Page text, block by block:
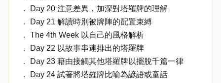
． Day 20 注意差異，加深對塔羅牌的理解
． Day 21 解讀時別被牌陣的配置束縛
． The 4th Week 以自己的風格解析
． Day 22 以故事串連排出的塔羅牌
． Day 23 藉由接觸其他塔羅牌以擺脫千篇一律
． Day 24 試著將塔羅牌比喻為諺語或童話